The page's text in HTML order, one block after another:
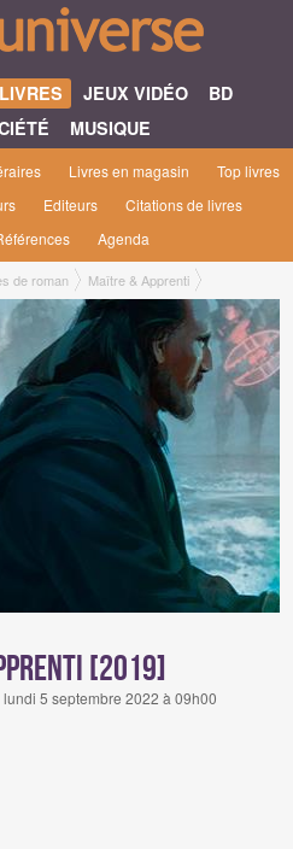
LIVRES JEUX VIDÉO
BD
MUSIQUE
Livres en magasin
Top livres
Editeurs
Citations de livres
Agenda
de roman
Maître & Apprenti
[2019]
5 septembre 2022 à 09h00